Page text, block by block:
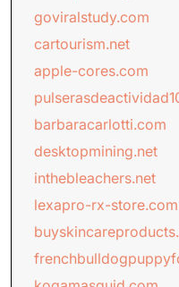
goviralstudy.com
cartourism.net
apple-cores.com
barbaracarlotti.com
desktopmining.net
inthebleachers.net
lexapro-rx-store.com